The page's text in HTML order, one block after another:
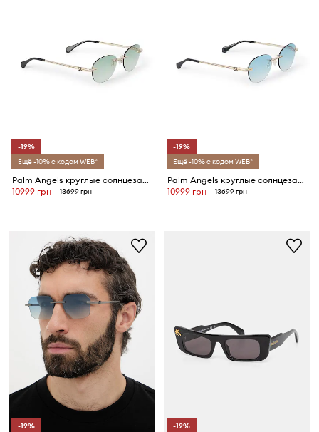
-19%
Ещё -10% с кодом WEB*
Palm Angels круглые солнцезащитные очки
10999 грн
13699 грн
-19%
Ещё -10% с кодом WEB*
Palm Angels круглые солнцезащитные очки
10999 грн
13699 грн
-19%
-19%